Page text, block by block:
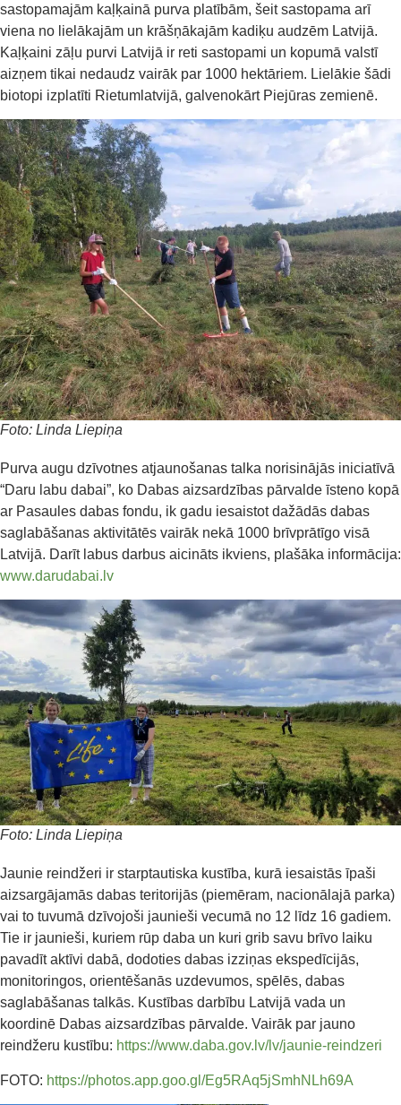
sastopamajām kaļķainā purva platībām, šeit sastopama arī
viena no lielākajām un krāšņākajām kadiķu audzēm Latvijā.
Kaļķaini zāļu purvi Latvijā ir reti sastopami un kopumā valstī
aizņem tikai nedaudz vairāk par 1000 hektāriem. Lielākie šādi
biotopi izplatīti Rietumlatvijā, galvenokārt Piejūras zemienē.
Foto: Linda Liepiņa
Purva augu dzīvotnes atjaunošanas talka norisinājās iniciatīvā
“Daru labu dabai”, ko Dabas aizsardzības pārvalde īsteno kopā
ar Pasaules dabas fondu, ik gadu iesaistot dažādās dabas
saglabāšanas aktivitātēs vairāk nekā 1000 brīvprātīgo visā
Latvijā. Darīt labus darbus aicināts ikviens, plašāka informācija:
www.darudabai.lv
Foto: Linda Liepiņa
Jaunie reindžeri ir starptautiska kustība, kurā iesaistās īpaši
aizsargājamās dabas teritorijās (piemēram, nacionālajā parka)
vai to tuvumā dzīvojoši jaunieši vecumā no 12 līdz 16 gadiem.
Tie ir jaunieši, kuriem rūp daba un kuri grib savu brīvo laiku
pavadīt aktīvi dabā, dodoties dabas izziņas ekspedīcijās,
monitoringos, orientēšanās uzdevumos, spēlēs, dabas
saglabāšanas talkās. Kustības darbību Latvijā vada un
koordinē Dabas aizsardzības pārvalde. Vairāk par jauno
reindžeru kustību: https://www.daba.gov.lv/lv/jaunie-reindzeri
FOTO: https://photos.app.goo.gl/Eg5RAq5jSmhNLh69A